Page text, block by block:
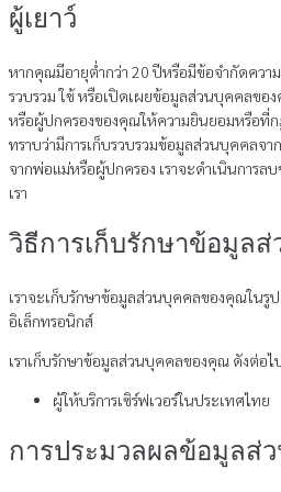
ผู้เยาว์
หากคุณมีอายุต่ำกว่า 20 ปีหรือมีข้อจำกัดความ
รวบรวม ใช้ หรือเปิดเผยข้อมูลส่วนบุคคลขอ
หรือผู้ปกครองของคุณให้ความยินยอมหรือที่ก
ทราบว่ามีการเก็บรวบรวมข้อมูลส่วนบุคคลจา
จากพ่อแม่หรือผู้ปกครอง เราจะดำเนินการล
เรา
วิธีการเก็บรักษาข้อมูล
เราจะเก็บรักษาข้อมูลส่วนบุคคลของคุณในรู
อิเล็กทรอนิกส์
เราเก็บรักษาข้อมูลส่วนบุคคลของคุณ ดังต่อไ
ผู้ให้บริการเซิร์ฟเวอร์ในประเทศไทย
การประมวลผลข้อมูลส่